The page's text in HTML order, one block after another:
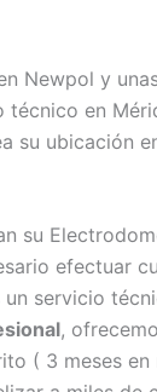
Newpol y
en
su ubicación
su
efectuar
servicio
,
( 3 meses en